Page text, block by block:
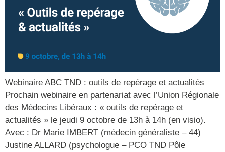
Webinaire ABC TND : outils de repérage et actualités
Prochain webinaire en partenariat avec l’Union Régionale
des Médecins Libéraux : « outils de repérage et
actualités » le jeudi 9 octobre de 13h à 14h (en visio).
Avec : Dr Marie IMBERT (médecin généraliste – 44)
Justine ALLARD (psychologue – PCO TND Pôle